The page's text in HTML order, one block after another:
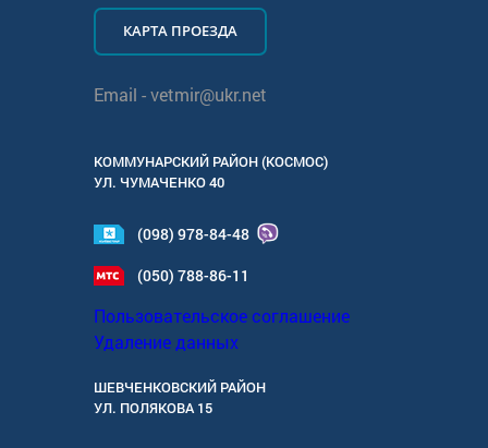
КАРТА ПРОЕЗДА
Email -vetmir@ukr.net
КОММУНАРСКИЙ РАЙОН (КОСМОС)
УЛ. ЧУМАЧЕНКО 40
(098) 978-84-48
(050) 788-86-11
Пользовательское соглашение
Удаление данных
ШЕВЧЕНКОВСКИЙ РАЙОН
УЛ. ПОЛЯКОВА 15